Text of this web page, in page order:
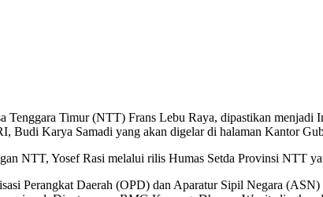
Timur (NTT) Frans Lebu Raya, dipastikan menjadi
Budi Karya Samadi yang akan digelar di halaman Kantor
NTT, Yosef Rasi melalui rilis Humas Setda Provinsi NTT
Perangkat Daerah (OPD) dan Aparatur Sipil Negara